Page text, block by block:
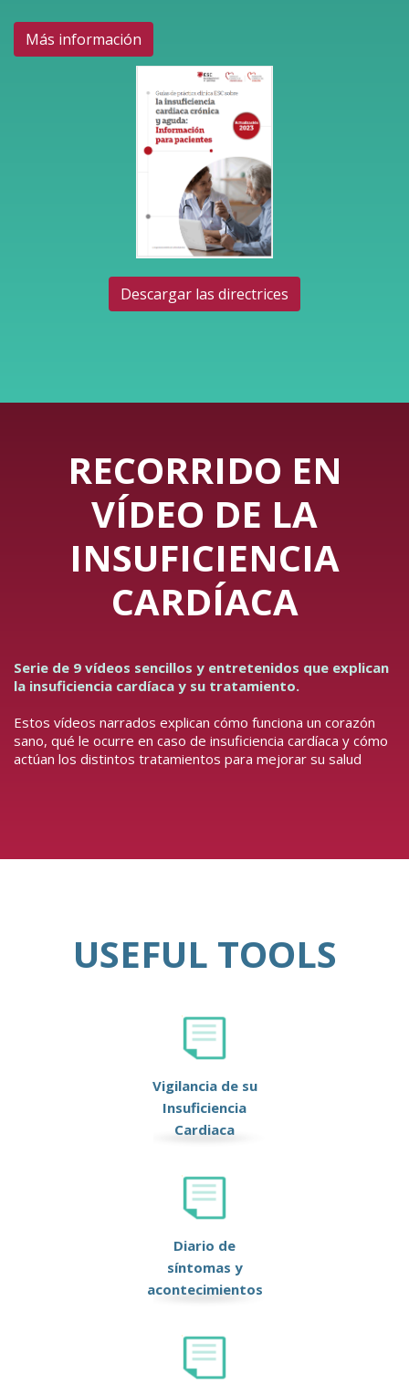
Más información
Descargar las directrices
RECORRIDO EN
VÍDEO DE LA
INSUFICIENCIA
CARDÍACA
Serie de 9 vídeos sencillos y entretenidos que explican
la insuficiencia cardíaca y su tratamiento.
Estos vídeos narrados explican cómo funciona un corazón
sano, qué le ocurre en caso de insuficiencia cardíaca y cómo
actúan los distintos tratamientos para mejorar su salud
USEFUL TOOLS
Vigilancia de su
Insuficiencia
Cardiaca
Diario de
síntomas y
acontecimientos